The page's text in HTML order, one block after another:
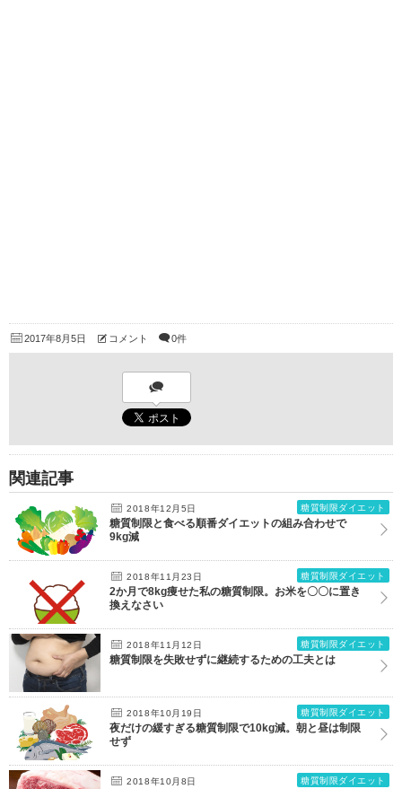
2017年8月5日 コメント 0件
関連記事
2018年12月5日 糖質制限ダイエット
糖質制限と食べる順番ダイエットの組み合わせで
9kg減
2018年11月23日 糖質制限ダイエット
2か月で8kg痩せた私の糖質制限。お米を〇〇に置き
換えなさい
2018年11月12日 糖質制限ダイエット
糖質制限を失敗せずに継続するための工夫とは
2018年10月19日 糖質制限ダイエット
夜だけの緩すぎる糖質制限で10kg減。朝と昼は制限
せず
2018年10月8日 糖質制限ダイエット